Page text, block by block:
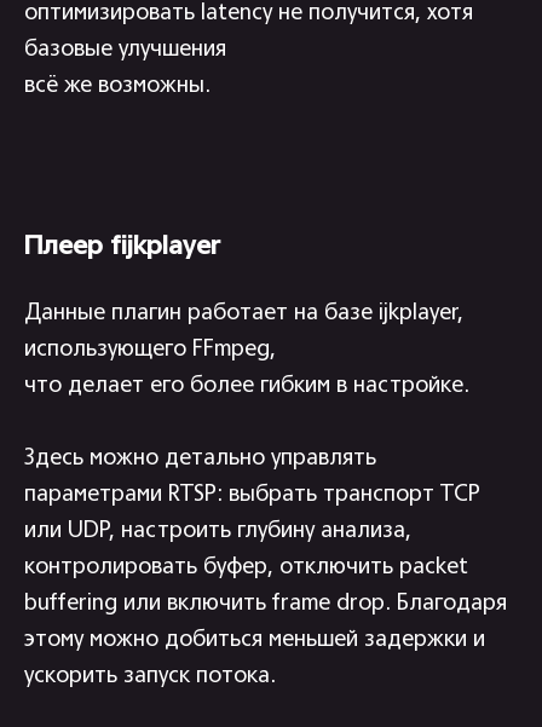
оптимизировать latency не получится, хотя
базовые улучшения
всё же возможны.
Плеер fijkplayer
Данные плагин работает на базе ijkplayer,
использующего FFmpeg,
что делает его более гибким в настройке.
Здесь можно детально управлять
параметрами RTSP: выбрать транспорт TCP
или UDP, настроить глубину анализа,
контролировать буфер, отключить packet
buffering или включить frame drop. Благодаря
этому можно добиться меньшей задержки и
ускорить запуск потока.